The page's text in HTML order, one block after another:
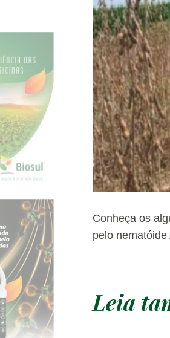
Conheça os
pelo
Leia